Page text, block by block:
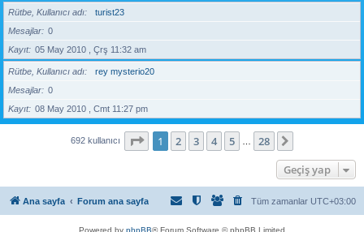
Rütbe, Kullanıcı adı
turist23
Mesajlar
0
Kayıt
05 May 2010 , Çrş 11:32 am
Rütbe, Kullanıcı adı
rey mysterio20
Mesajlar
0
Kayıt
08 May 2010 , Cmt 11:27 pm
692 kullanıcı . sayfa (Toplam28 sayfa)
1 2 3 4 5 28
Geçiş yap
Ana sayfa Forum ana sayfa Tüm zamanlar UTC+03:00
Powered by phpBB® Forum Software © phpBB Limited